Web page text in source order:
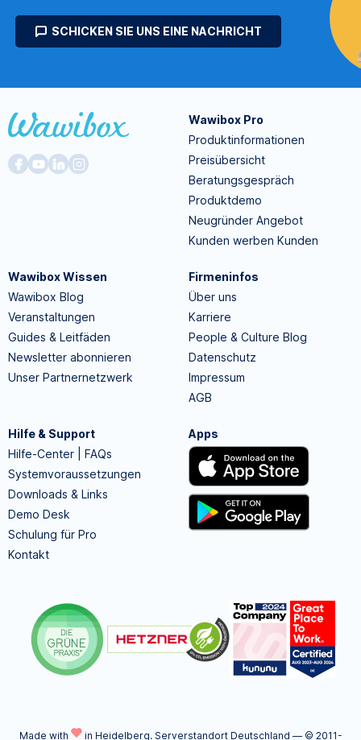
SCHICKEN SIE UNS EINE NACHRICHT
Wawibox Pro
Produktinformationen
Preisübersicht
Beratungsgespräch
Produktdemo
Neugründer Angebot
Kunden werben Kunden
Wawibox Wissen
Wawibox Blog
Veranstaltungen
Guides & Leitfäden
Newsletter abonnieren
Unser Partnernetzwerk
Firmeninfos
Über uns
Karriere
People & Culture Blog
Datenschutz
Impressum
AGB
Hilfe & Support
Hilfe-Center | FAQs
Systemvoraussetzungen
Downloads & Links
Demo Desk
Schulung für Pro
Kontakt
Apps
Made with in Heidelberg. Serverstandort Deutschland — © 2011-